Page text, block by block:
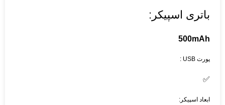
باتری اسپیکر:
500mAh
پورت USB :
✅
ابعاد اسپیکر: